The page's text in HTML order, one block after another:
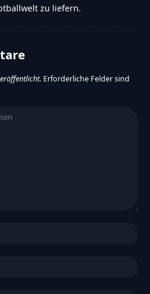
zu liefern.
Erforderliche Felder sind